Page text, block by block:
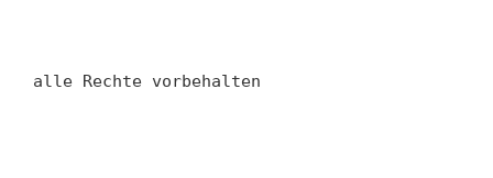
alle Rechte vorbehalten